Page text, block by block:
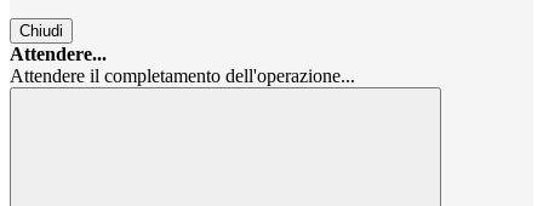
Chiudi
Attendere...
Attendere il completamento dell'operazione...